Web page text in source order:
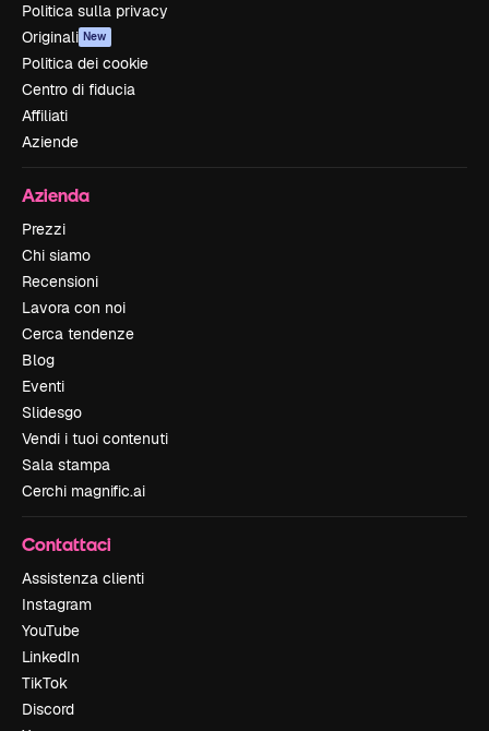
Politica sulla privacy
Originali New
Politica dei cookie
Centro di fiducia
Affiliati
Aziende
Azienda
Prezzi
Chi siamo
Recensioni
Lavora con noi
Cerca tendenze
Blog
Eventi
Slidesgo
Vendi i tuoi contenuti
Sala stampa
Cerchi magnific.ai
Contattaci
Assistenza clienti
Instagram
YouTube
LinkedIn
TikTok
Discord